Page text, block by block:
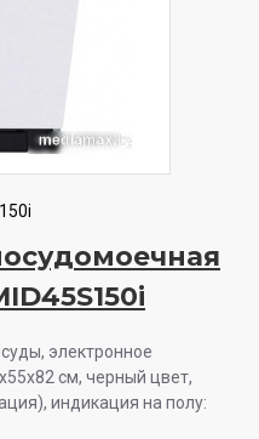
электронное
см, черный цвет,
индикация на полу: